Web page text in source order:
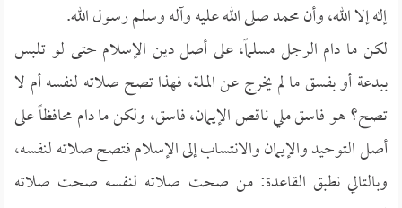
إله إلا الله، وأن محمد صلى الله عليه وآله وسلم رسول الله.
لكن ما دام الرجل مسلماً، على أصل دين الإسلام حتى لو تلبس
ببدعة أو بفسق ما لم يخرج عن الملة، فهذا تصح صلاته لنفسه أم لا
تصح؟ هو فاسق ملي ناقص الإيمان، فاسق، ولكن ما دام محافظاً على
أصل التوحيد والإيمان والانتساب إلى الإسلام فتصح صلاته لنفسه،
وبالتالي نطبق القاعدة: من صحت صلاته لنفسه صحت صلاته